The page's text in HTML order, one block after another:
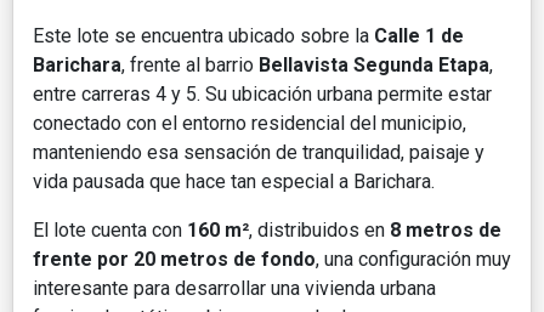
Este lote se encuentra ubicado sobre la Calle 1 de
Barichara, frente al barrio Bellavista Segunda Etapa,
entre carreras 4 y 5. Su ubicación urbana permite estar
conectado con el entorno residencial del municipio,
manteniendo esa sensación de tranquilidad, paisaje y
vida pausada que hace tan especial a Barichara.
El lote cuenta con 160 m², distribuidos en 8 metros de
frente por 20 metros de fondo, una configuración muy
interesante para desarrollar una vivienda urbana